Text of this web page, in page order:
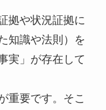
拠や状況証拠に
知識や法則）を
実」が存在して
重要です。そこ